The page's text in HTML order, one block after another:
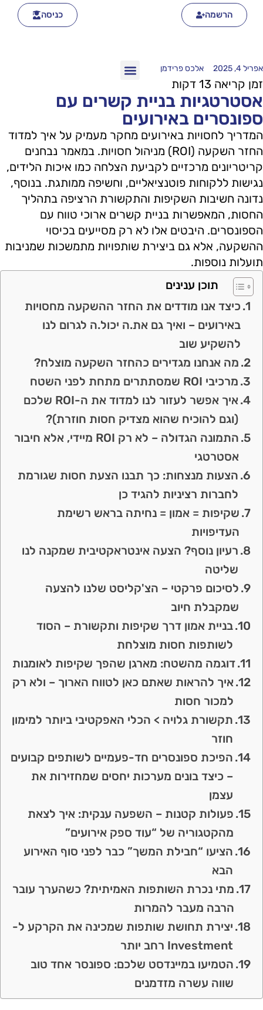
הרשמה כניסה
אפריל 4, 2025 אלכס פרידמן
אסטרטגיות בניית קשרים עם
ספונסרים באירועים
המדריך לחסויות באירועים מחקר מעמיק על איך למדוד
החזר השקעה (ROI) מניהול חסויות. במאמר נבחנים
קריטריונים מרכזיים לקביעת הצלחה כמו איכות הלידים,
נגישות ללקוחות פוטנציאליים, וחשיפה ממותגת. בנוסף,
נדונה חשיבות השקיפות והתקשורת הרציפה בתהליך
החסות, המאפשרות בניית קשרים ארוכי טווח עם
הספונסרים. היבטים אלו לא רק מסייעים בכיסוי
ההשקעה, אלא גם ביצירת שותפויות מתמשכות שמניבות
תועלות נוספות.
תוכן ענינים
כיצד אנו מודדים את החזר ההשקעה מחסויות
באירועים – ואיך גם את.ה יכול.ה לגרום לנו
להשקיע שוב
מה אנחנו מגדירים כהחזר השקעה מוצלח?
מרכיבי ROI שמסתתרים מתחת לפני השטח
איך אפשר לעזור לנו למדוד את ה-ROI שלכם
(וגם להוכיח שהוא מצדיק חסות חוזרת)?
התמונה הגדולה – לא רק ROI מיידי, אלא חיבור
אסטרטגי
הצעות מנצחות: כך תבנו הצעת חסות שגורמת
לחברות רציניות להגיד כן
שקיפות = אמון = נחיתה בראש רשימת
העדיפויות
רעיון נוסף? הצעה אינטראקטיבית שמקנה לנו
שליטה
לסיכום פרקטי – הצ'קליסט שלנו להצעה
שמקבלת חיוב
בניית אמון דרך שקיפות ותקשורת – הסוד
לשותפות חסות מוצלחת
דוגמה מהשטח: מארגן שהפך שקיפות לאומנות
איך להראות שאתם כאן לטווח הארוך – ולא רק
למכור חסות
תקשורת גלויה > הכלי האפקטיבי ביותר למימון
חוזר
הפיכת ספונסרים חד-פעמיים לשותפים קבועים
– כיצד בונים מערכות יחסים שמחזירות את
עצמן
פעולות קטנות – השפעה ענקית: איך לצאת
מהקטגוריה של “עוד ספק אירועים”
הציעו “חבילת המשך” כבר לפני סוף האירוע
הבא
מתי נכרת השותפות האמיתית? כשהערך עובר
הרבה מעבר להמרות
יצירת תחושת שותפות שמכינה את הקרקע ל-
Investment רחב יותר
הטמיעו במיינדסט שלכם: ספונסר אחד טוב
שווה עשרה מזדמנים